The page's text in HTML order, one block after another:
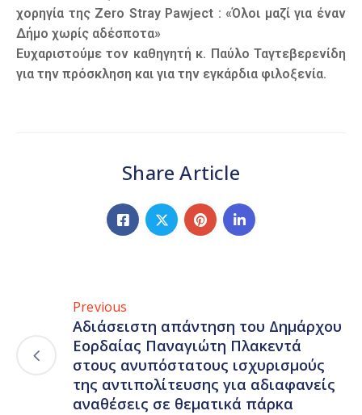
χορηγία της Zero Stray Pawject : «Όλοι μαζί για έναν
Δήμο χωρίς αδέσποτα»
Ευχαριστούμε τον καθηγητή κ. Παύλο Ταγτεβερενίδη
για την πρόσκληση και για την εγκάρδια φιλοξενία.
Share Article
Previous
Αδιάσειστη απάντηση του Δημάρχου
Εορδαίας Παναγιώτη Πλακεντά
στους ανυπόστατους ισχυρισμούς
της αντιπολίτευσης για αδιαφανείς
αναθέσεις σε θεματικά πάρκα